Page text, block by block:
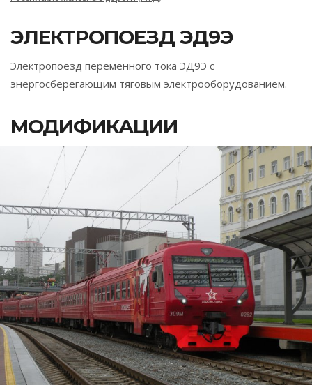
ЭЛЕКТРОПОЕЗД ЭД9Э
Электропоезд переменного тока ЭД9Э с
энергосберегающим тяговым электрооборудованием.
МОДИФИКАЦИИ